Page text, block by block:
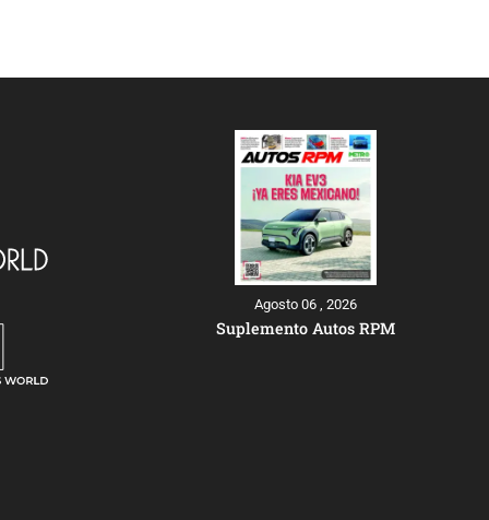
Agosto 06 , 2026
Suplemento Autos RPM